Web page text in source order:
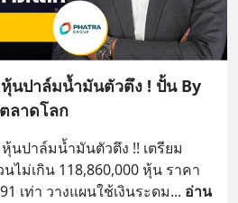
นปาล์มน้ำมันตัวตึง ! ปั้น By
ลาดโลก
นปาล์มน้ำมันตัวตึง !! เตรียม
ไม่เกิน 118,860,000 หุ้น ราคา
เท่า วางแผนใช้เงินระดม... อ่าน